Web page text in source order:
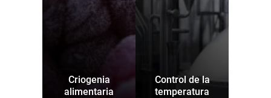
Criogenia
alimentaria
Control de la
temperatura